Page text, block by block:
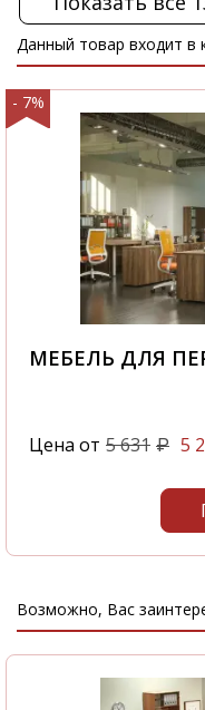
Данный товар входит в
- 7%
МЕБЕЛЬ ДЛЯ
Цена от 5 631 ₽ 5
Возможно, Вас